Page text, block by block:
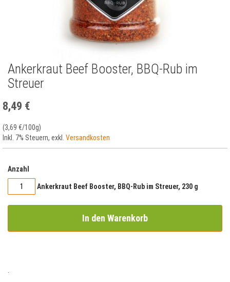
Zum
Anfang
der
springen
Ankerkraut Beef Booster, BBQ-Rub im
Streuer
8,49 €
(3,69 €/100g)
Inkl. 7% Steuern, exkl. Versandkosten
Anzahl
Ankerkraut Beef Booster, BBQ-Rub im Streuer, 230 g
In den Warenkorb